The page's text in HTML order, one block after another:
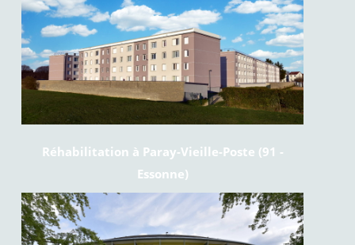
Réhabilitation à Paray-Vieille-Poste (91 -
Essonne)